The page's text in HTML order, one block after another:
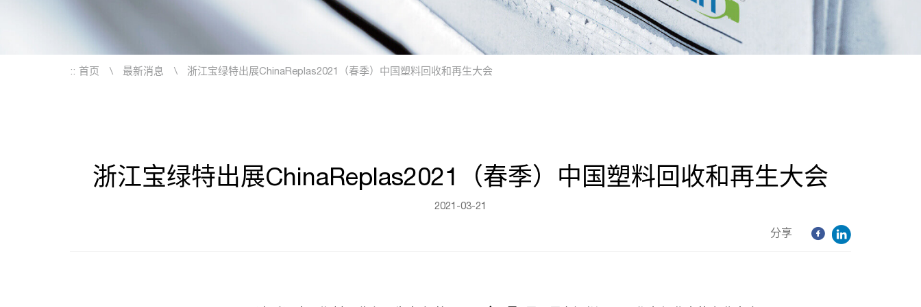
:: 首页 最新消息 浙江宝绿特出展ChinaReplas2021（春季）中国塑料回收和再生大会
浙江宝绿特出展ChinaReplas2021（春季）中国塑料回收和再生大会
2021-03-21
分享